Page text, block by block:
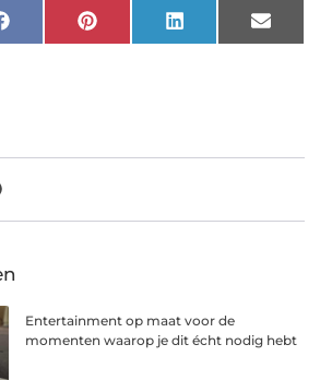
FacebookPinterestLinkedInEmail
Entertainment op maat voor de
momenten waarop je dit écht nodig hebt